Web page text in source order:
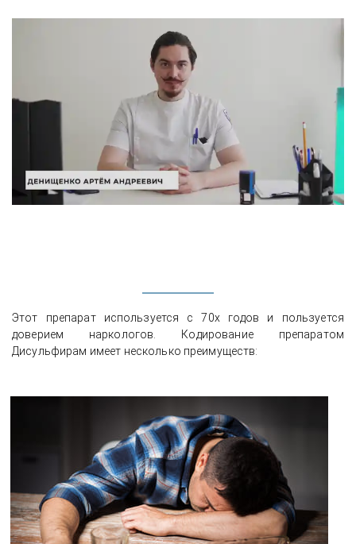
Этот препарат используется с 70х годов и пользуется
доверием наркологов. Кодирование препаратом
Дисульфирам имеет несколько преимуществ: